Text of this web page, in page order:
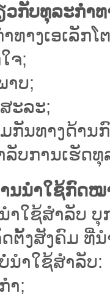
ກັບທຸລະກຳທ
າງເອເລັກ
ຈ;
ບ;
ະລະ;
ນທາງດ້ານ
ການເຮັດທຸ
ນນຳໃຊ້ກົດ
ຊ້ສຳລັບ ບຸກ
ຕັ້ງສັງຄົມ ທີ່
ຳໃຊ້ສຳລັບ:
ຳ;